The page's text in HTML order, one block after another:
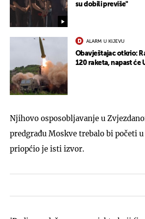
su dobili previše"
ALARM U KIJEVU
Obavještajac otkrio:
120 raketa, napast će
Njihovo osposobljavanje u
predgrađu Moskve trebalo bi početi
priopćio je isti izvor.